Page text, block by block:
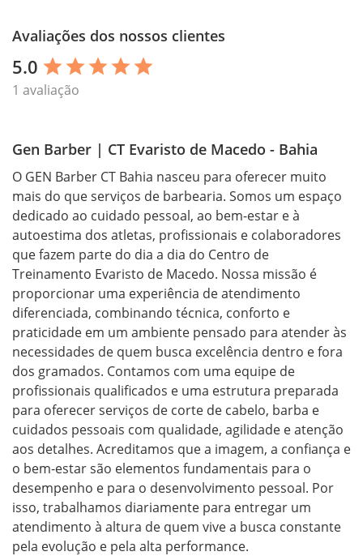
Avaliações dos nossos clientes
5.0 star star star star star
1 avaliação
Gen Barber | CT Evaristo de Macedo - Bahia
O GEN Barber CT Bahia nasceu para oferecer muito
mais do que serviços de barbearia. Somos um espaço
dedicado ao cuidado pessoal, ao bem-estar e à
autoestima dos atletas, profissionais e colaboradores
que fazem parte do dia a dia do Centro de
Treinamento Evaristo de Macedo. Nossa missão é
proporcionar uma experiência de atendimento
diferenciada, combinando técnica, conforto e
praticidade em um ambiente pensado para atender às
necessidades de quem busca excelência dentro e fora
dos gramados. Contamos com uma equipe de
profissionais qualificados e uma estrutura preparada
para oferecer serviços de corte de cabelo, barba e
cuidados pessoais com qualidade, agilidade e atenção
aos detalhes. Acreditamos que a imagem, a confiança e
o bem-estar são elementos fundamentais para o
desempenho e para o desenvolvimento pessoal. Por
isso, trabalhamos diariamente para entregar um
atendimento à altura de quem vive a busca constante
pela evolução e pela alta performance.